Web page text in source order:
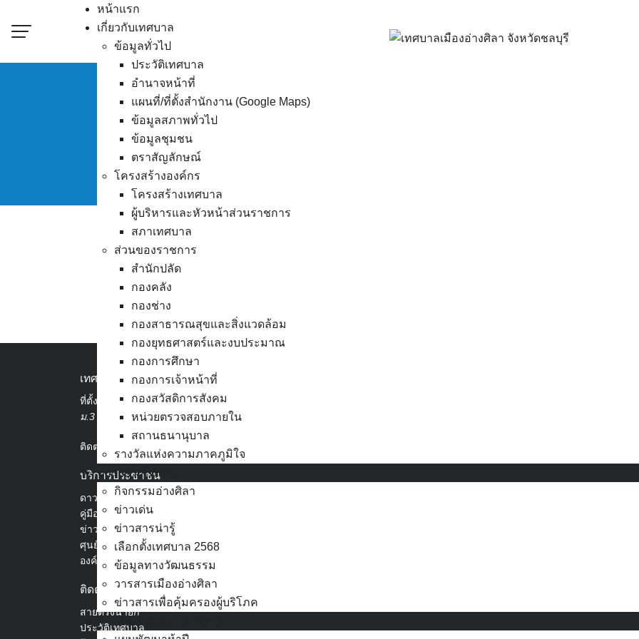
หน้าแรก
เกี่ยวกับเทศบาล
ข้อมูลทั่วไป
ประวัติเทศบาล
อำนาจหน้าที่
แผนที่/ที่ตั้งสำนักงาน (Google Maps)
ข้อมูลสภาพทั่วไป
ข้อมูลชุมชน
ตราสัญลักษณ์
โครงสร้างองค์กร
โครงสร้างเทศบาล
ผู้บริหารและหัวหน้าส่วนราชการ
สภาเทศบาล
ส่วนของราชการ
สำนักปลัด
กองคลัง
กองช่าง
กองสาธารณสุขและสิ่งแวดล้อม
กองยุทธศาสตร์และงบประมาณ
กองการศึกษา
กองการเจ้าหน้าที่
กองสวัสดิการสังคม
หน่วยตรวจสอบภายใน
สถานธนานุบาล
รางวัลแห่งความภาคภูมิใจ
ข่าวสาร กิจกรรม
กิจกรรมอ่างศิลา
ข่าวเด่น
ข่าวสารน่ารู้
เลือกตั้งเทศบาล 2568
ข้อมูลทางวัฒนธรรม
วารสารเมืองอ่างศิลา
ข่าวสารเพื่อคุ้มครองผู้บริโภค
การพัฒนาและการบริหาร
ประกาศผู้ชนะการเสนอราคา ซื้อชุดสร้างภาพ
เทศบาลเมืองอ่างศิลา
ที่ตั้ง :
สำนักงานเทศบาลเมืองอ่างศิลา 90/338
ม.3 ต.เสม็ด อ.เมือง จ.ชลบุรี 20000
ติดต่อ : 038-142-100-104
บริการประชาชน
ดาวน์โหลดแบบฟอร์ม, เอกสาร
คู่มือสำหรับประชาชน/คู่มือการปฏิบัติงาน
ข่าวสารน่ารู้
ศุนย์ข้อมูลข่าวสารอิเล็กทรอนิกส์
องค์ความรู้ (Knowledge Management)
ติดต่อเทศบาล
สายตรงนายก
ประวัติเทศบาล